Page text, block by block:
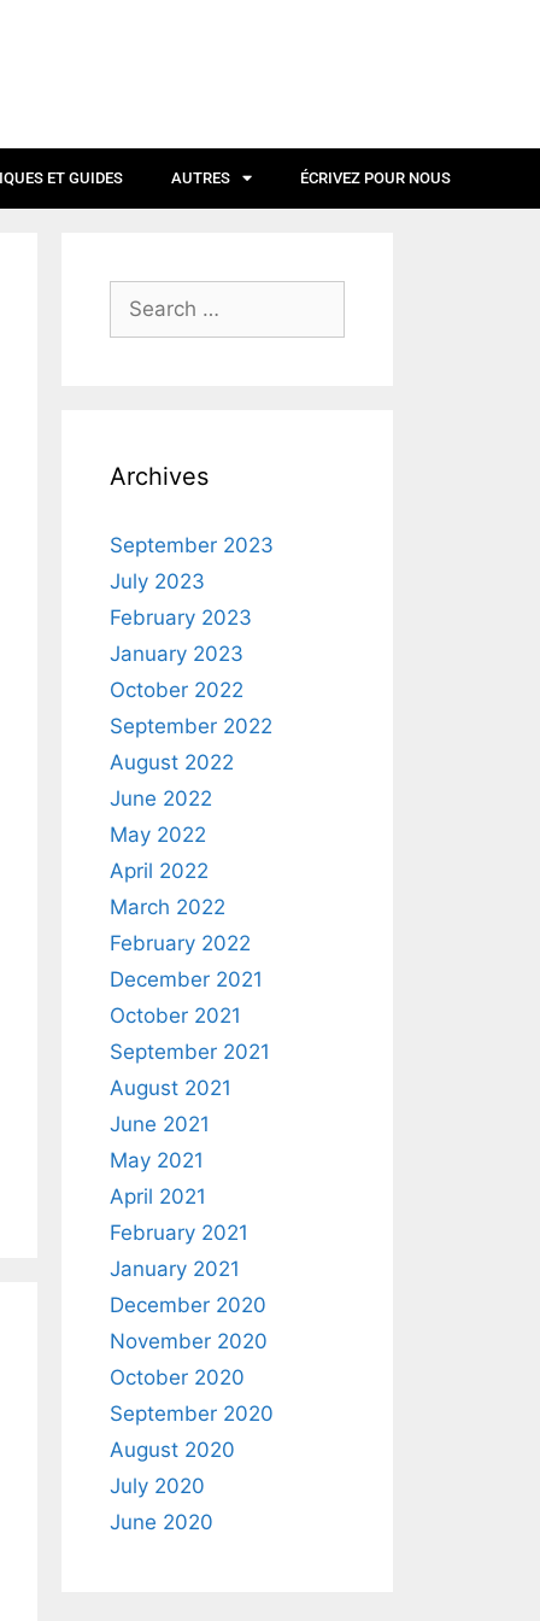
ET GUIDES AUTRES ÉCRIVEZ POUR NOUS
Archives
September 2023
July 2023
February 2023
January 2023
October 2022
September 2022
August 2022
June 2022
May 2022
April 2022
March 2022
February 2022
December 2021
October 2021
September 2021
August 2021
June 2021
May 2021
April 2021
February 2021
January 2021
December 2020
November 2020
October 2020
September 2020
August 2020
July 2020
June 2020